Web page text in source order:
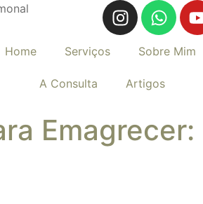
Home Serviços Sobre Mim
A Consulta Artigos